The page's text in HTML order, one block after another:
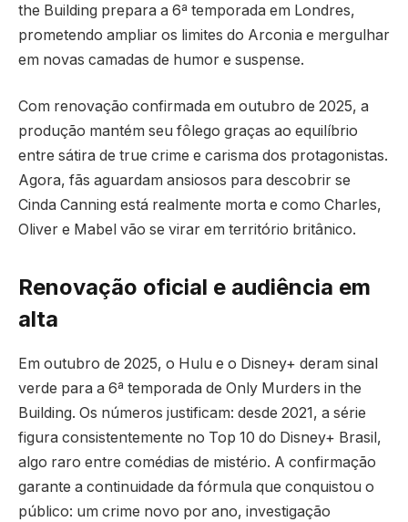
the Building prepara a 6ª temporada em Londres,
prometendo ampliar os limites do Arconia e mergulhar
em novas camadas de humor e suspense.
Com renovação confirmada em outubro de 2025, a
produção mantém seu fôlego graças ao equilíbrio
entre sátira de true crime e carisma dos protagonistas.
Agora, fãs aguardam ansiosos para descobrir se
Cinda Canning está realmente morta e como Charles,
Oliver e Mabel vão se virar em território britânico.
Renovação oficial e audiência em
alta
Em outubro de 2025, o Hulu e o Disney+ deram sinal
verde para a 6ª temporada de Only Murders in the
Building. Os números justificam: desde 2021, a série
figura consistentemente no Top 10 do Disney+ Brasil,
algo raro entre comédias de mistério. A confirmação
garante a continuidade da fórmula que conquistou o
público: um crime novo por ano, investigação